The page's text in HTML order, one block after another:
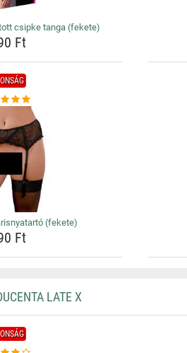
csipke tanga (fekete)
Ft
(fekete)
Ft
LATE X